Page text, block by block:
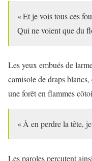
« Et je vois tous ces
Qui ne voient que du
Les yeux embués de
camisole de draps
une forêt en flammes
« À en perdre la tête,
Les paroles percutent